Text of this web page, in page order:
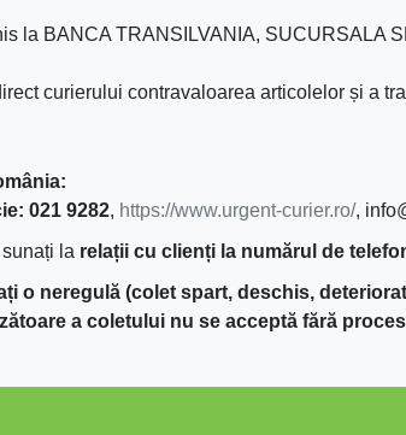
la BANCA TRANSILVANIA, SUCURSALA
curierului contravaloarea articolelor și a
021 9282, https://www.urgent-curier.ro/,
la relații cu clienți la numărul de
o neregulă (colet spart, deschis,
a coletului nu se acceptă fără